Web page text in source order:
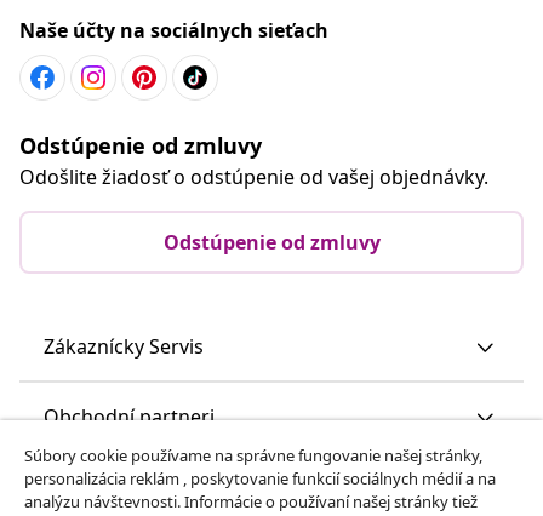
Naše účty na sociálnych sieťach
Odstúpenie od zmluvy
Odošlite žiadosť o odstúpenie od vašej objednávky.
Odstúpenie od zmluvy
Zákaznícky Servis
Obchodní partneri
vidaXL
Súbory cookie používame na správne fungovanie našej stránky,
personalizácia reklám , poskytovanie funkcií sociálnych médií a na
analýzu návštevnosti. Informácie o používaní našej stránky tiež